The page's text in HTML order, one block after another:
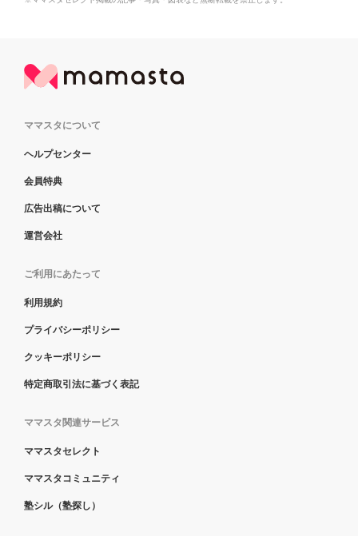
ママスタについて
ヘルプセンター
会員特典
広告出稿について
運営会社
ご利用にあたって
利用規約
プライバシーポリシー
クッキーポリシー
特定商取引法に基づく表記
ママスタ関連サービス
ママスタセレクト
ママスタコミュニティ
塾シル（塾探し）